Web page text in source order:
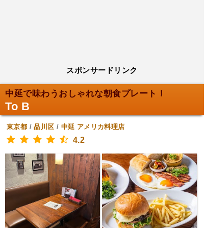
スポンサードリンク
中延で味わうおしゃれな朝食プレート！
To B
東京都 /品川区 / 中延 アメリカ料理店
4.2